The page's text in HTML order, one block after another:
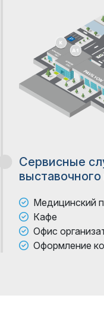
Сервисные
Медицинский
Кафе
Офис
Оформление